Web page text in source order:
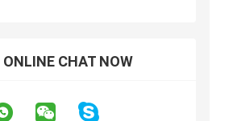
CHAT NOW